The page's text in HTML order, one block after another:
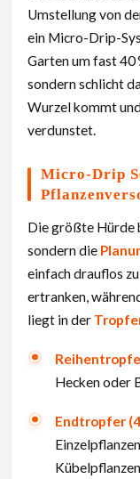
Umstellung von
ein Micro-Drip-
Garten um fast 40
sondern schlicht
Wurzel kommt
verdunstet.
Micro-Drip
Die größte Hürde
sondern die
einfach drauflos
ertranken,
liegt in der
Hecken oder
Endtropfer